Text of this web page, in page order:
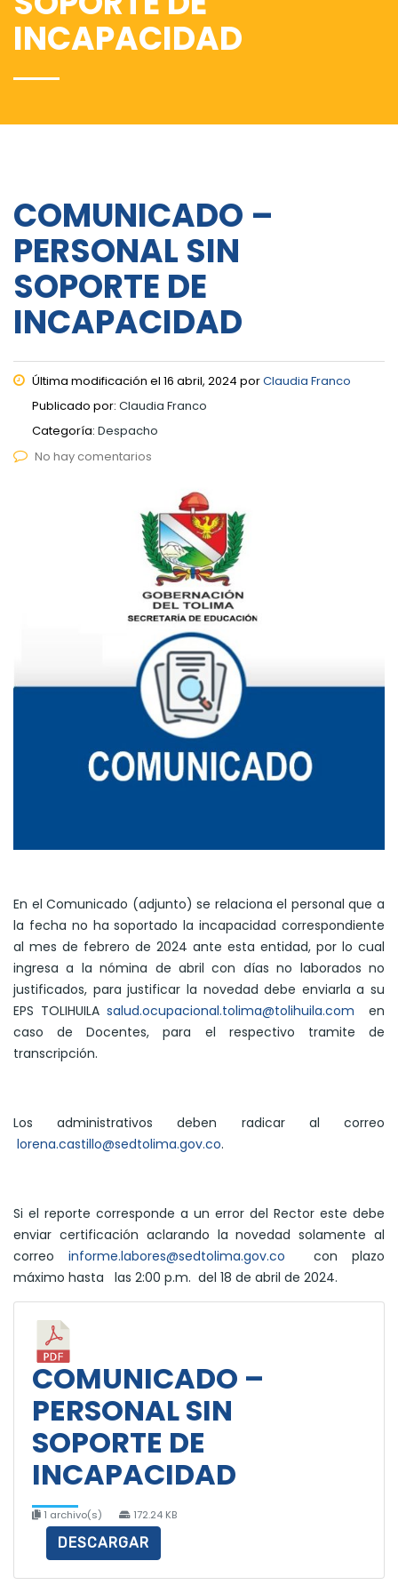
INCAPACIDAD
COMUNICADO –
PERSONAL SIN
SOPORTE DE
INCAPACIDAD
Última modificación el 16 abril, 2024 porClaudia Franco
Publicado por: Claudia Franco
Categoría: Despacho
No hay comentarios
En el Comunicado (adjunto) se relaciona el personal que a
la fecha no ha soportado la incapacidad correspondiente
al mes de febrero de 2024 ante esta entidad, por lo cual
ingresa a la nómina de abril con días no laborados no
justificados, para justificar la novedad debe enviarla a su
EPS TOLIHUILA salud.ocupacional.tolima@tolihuila.com en
caso de Docentes, para el respectivo tramite de
transcripción.
Los administrativos deben radicar al correo
lorena.castillo@sedtolima.gov.co.
Si el reporte corresponde a un error del Rector este debe
enviar certificación aclarando la novedad solamente al
correo informe.labores@sedtolima.gov.co con plazo
máximo hasta las 2:00 p.m. del 18 de abril de 2024.
COMUNICADO –
PERSONAL SIN
SOPORTE DE
INCAPACIDAD
1 archivo(s) 172.24 KB
DESCARGAR